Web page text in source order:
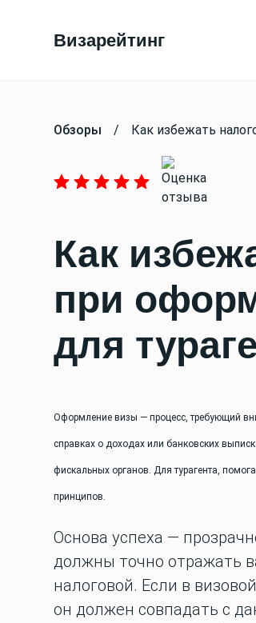
Визарейтинг
Обзоры / Как избежать
Как
при
для
Оформление визы — процесс, требующий
справках о доходах или банковских
фискальных органов. Для турагента,
принципов.
Основа успеха —
должны точно отражать
налоговой. Если в
он должен совпадать с